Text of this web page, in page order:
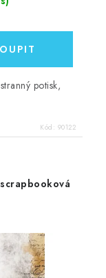
potisk,
Kód: 90122